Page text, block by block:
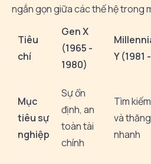
ngắn gọn giữa các thế hệ trong
Tiêu
chí
Gen X
(1965 -
1980)
Y (1981
Mục
tiêu sự
nghiệp
Sự ổn
định, an
toàn tài
chính
Tìm
và
nhanh